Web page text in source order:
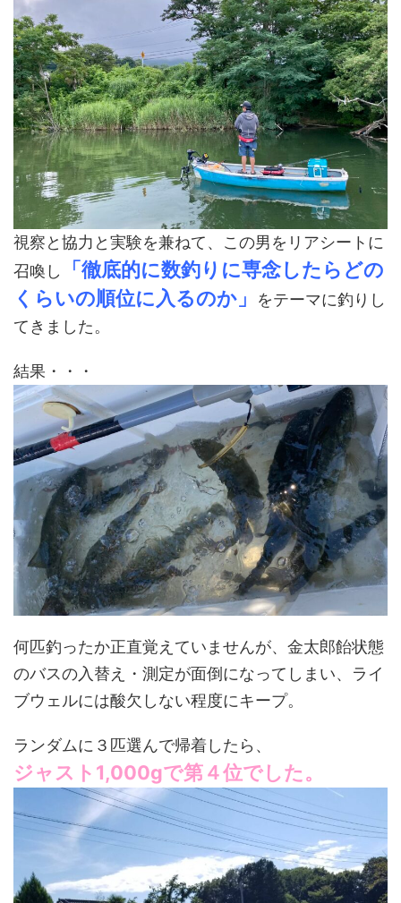
視察と協力と実験を兼ねて、この男をリアシートに
召喚し
「徹底的に数釣りに専念したらどの
くらいの順位に入るのか」
をテーマに釣りし
てきました。
結果・・・
何匹釣ったか正直覚えていませんが、金太郎飴状態
のバスの入替え・測定が面倒になってしまい、ライ
ブウェルには酸欠しない程度にキープ。
ランダムに３匹選んで帰着したら、
ジャスト1,000gで第４位でした。